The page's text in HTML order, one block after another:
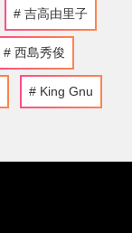
吉高由里子
西島秀俊
King Gnu